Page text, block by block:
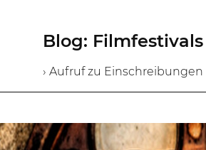
Blog: Filmfestivals
› Aufruf zu Einschreibungen